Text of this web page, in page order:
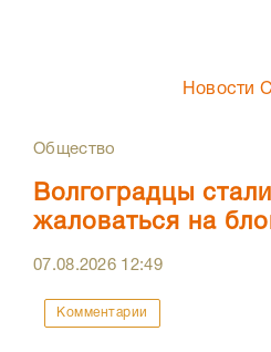
Новости
Общество
Волгоградцы
жаловаться на
07.08.2026 12:49
Комментарии